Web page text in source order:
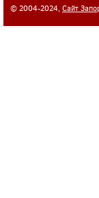
© 2004-2024, Сайт